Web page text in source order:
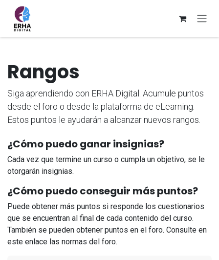
Ir al contenido
Rangos
Siga aprendiendo con ERHA Digital. Acumule puntos
desde el foro o desde la plataforma de eLearning.
Estos puntos le ayudarán a alcanzar nuevos rangos.
¿Cómo puedo ganar insignias?
Cada vez que termine un curso o cumpla un objetivo, se le
otorgarán insignias.
¿Cómo puedo conseguir más puntos?
Puede obtener más puntos si responde los cuestionarios
que se encuentran al final de cada contenido del curso.
También se pueden obtener puntos en el foro. Consulte en
este enlace las normas del foro.